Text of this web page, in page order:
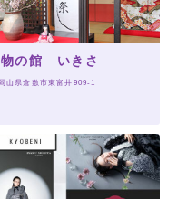
の館 いきさ
山県倉敷市東富井909-1